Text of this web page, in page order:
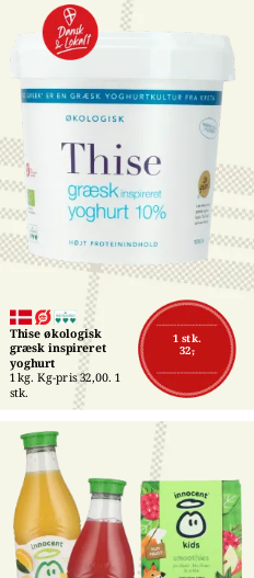
1 stk.
32,-
Thise økologisk
græsk inspireret
yoghurt
1 kg. Kg-pris 32,00. 1
stk.